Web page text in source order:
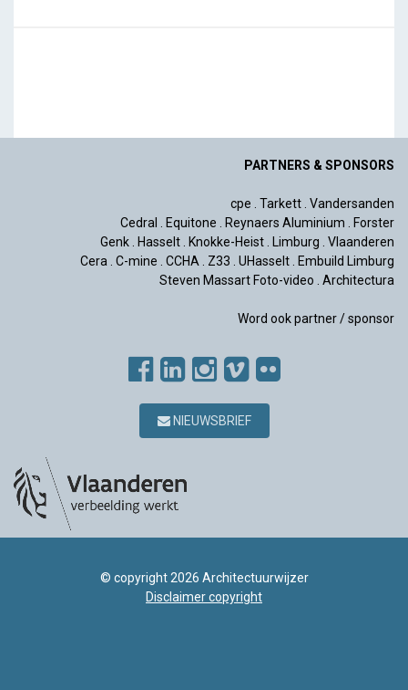
PARTNERS & SPONSORS
cpe . Tarkett. Vandersanden
Cedral . Equitone . Reynaers Aluminium . Forster
Genk. Hasselt. Knokke-Heist. Limburg . Vlaanderen
Cera. C-mine . CCHA. Z33 . UHasselt. Embuild Limburg
Steven Massart Foto-video . Architectura
Word ook partner / sponsor
NIEUWSBRIEF
© copyright 2026 Architectuurwijzer
Disclaimer copyright